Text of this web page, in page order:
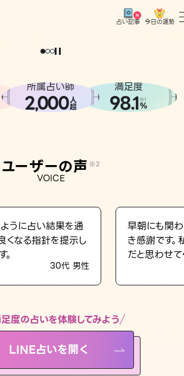
占い記事 今日の運勢
開く
ージへ遷移します
どうせなら
。
所属占い師
2,000人
超
満足度
98.1※1
%
ユーザーの声 ※2
VOICE
うに占い結果を通
くなる指針を提示し
30代 男性
早朝にも関
き感謝です
だと思わせて
度の占いを体験してみよう
LINE占いを開く